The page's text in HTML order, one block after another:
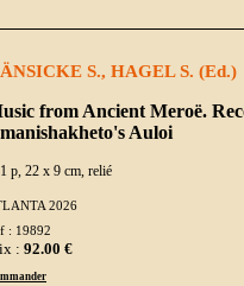
S., HAGEL S. (Ed.)
from Ancient Meroë.
Auloi
p, 22 x 9 cm, relié
2026
: 19892
: 92.00 €